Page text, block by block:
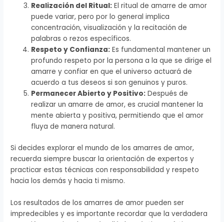
Realización del Ritual: El ritual de amarre de amor
puede variar, pero por lo general implica
concentración, visualización y la recitación de
palabras o rezos específicos.
Respeto y Confianza: Es fundamental mantener un
profundo respeto por la persona a la que se dirige el
amarre y confiar en que el universo actuará de
acuerdo a tus deseos si son genuinos y puros.
Permanecer Abierto y Positivo: Después de
realizar un amarre de amor, es crucial mantener la
mente abierta y positiva, permitiendo que el amor
fluya de manera natural.
Si decides explorar el mundo de los amarres de amor,
recuerda siempre buscar la orientación de expertos y
practicar estas técnicas con responsabilidad y respeto
hacia los demás y hacia ti mismo.
Los resultados de los amarres de amor pueden ser
impredecibles y es importante recordar que la verdadera